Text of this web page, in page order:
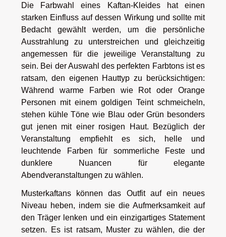
Die Farbwahl eines Kaftan-Kleides hat einen
starken Einfluss auf dessen Wirkung und sollte mit
Bedacht gewählt werden, um die persönliche
Ausstrahlung zu unterstreichen und gleichzeitig
angemessen für die jeweilige Veranstaltung zu
sein. Bei der Auswahl des perfekten Farbtons ist es
ratsam, den eigenen Hauttyp zu berücksichtigen:
Während warme Farben wie Rot oder Orange
Personen mit einem goldigen Teint schmeicheln,
stehen kühle Töne wie Blau oder Grün besonders
gut jenen mit einer rosigen Haut. Bezüglich der
Veranstaltung empfiehlt es sich, helle und
leuchtende Farben für sommerliche Feste und
dunklere Nuancen für elegante
Abendveranstaltungen zu wählen.
Musterkaftans können das Outfit auf ein neues
Niveau heben, indem sie die Aufmerksamkeit auf
den Träger lenken und ein einzigartiges Statement
setzen. Es ist ratsam, Muster zu wählen, die der